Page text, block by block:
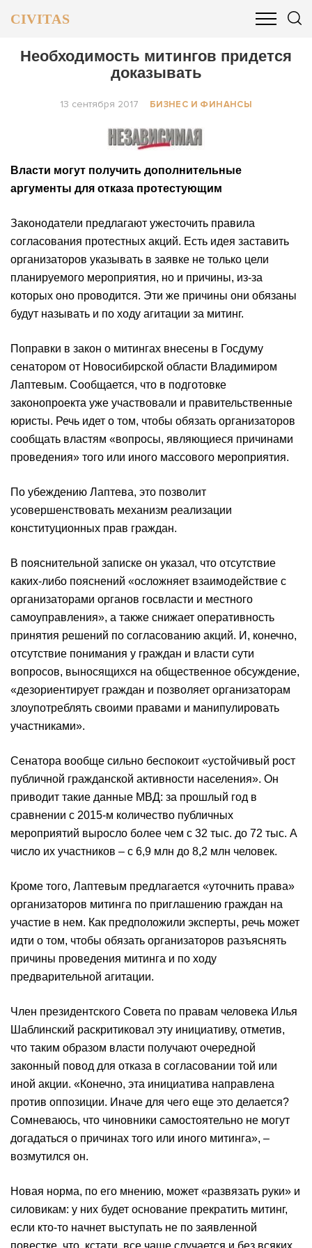
CIVITAS
ОБЩЕСТВО БИЗНЕС И ФИНАНСЫ
Необходимость митингов придется
доказывать
13 сентября 2017 БИЗНЕС И ФИНАНСЫ
Власти могут получить дополнительные
аргументы для отказа протестующим
Законодатели предлагают ужесточить правила
согласования протестных акций. Есть идея заставить
организаторов указывать в заявке не только цели
планируемого мероприятия, но и причины, из-за
которых оно проводится. Эти же причины они обязаны
будут называть и по ходу агитации за митинг.
Поправки в закон о митингах внесены в Госдуму
сенатором от Новосибирской области Владимиром
Лаптевым. Сообщается, что в подготовке
законопроекта уже участвовали и правительственные
юристы. Речь идет о том, чтобы обязать организаторов
сообщать властям «вопросы, являющиеся причинами
проведения» того или иного массового мероприятия.
По убеждению Лаптева, это позволит
усовершенствовать механизм реализации
конституционных прав граждан.
В пояснительной записке он указал, что отсутствие
каких-либо пояснений «осложняет взаимодействие с
организаторами органов госвласти и местного
самоуправления», а также снижает оперативность
принятия решений по согласованию акций. И, конечно,
отсутствие понимания у граждан и власти сути
вопросов, выносящихся на общественное обсуждение,
«дезориентирует граждан и позволяет организаторам
злоупотреблять своими правами и манипулировать
участниками».
Сенатора вообще сильно беспокоит «устойчивый рост
публичной гражданской активности населения». Он
приводит такие данные МВД: за прошлый год в
сравнении с 2015-м количество публичных
мероприятий выросло более чем с 32 тыс. до 72 тыс. А
число их участников – с 6,9 млн до 8,2 млн человек.
Кроме того, Лаптевым предлагается «уточнить права»
организаторов митинга по приглашению граждан на
участие в нем. Как предположили эксперты, речь может
идти о том, чтобы обязать организаторов разъяснять
причины проведения митинга и по ходу
предварительной агитации.
Член президентского Совета по правам человека Илья
Шаблинский раскритиковал эту инициативу, отметив,
что таким образом власти получают очередной
законный повод для отказа в согласовании той или
иной акции. «Конечно, эта инициатива направлена
против оппозиции. Иначе для чего еще это делается?
Сомневаюсь, что чиновники самостоятельно не могут
догадаться о причинах того или иного митинга», –
возмутился он.
Новая норма, по его мнению, может «развязать руки» и
силовикам: у них будет основание прекратить митинг,
если кто-то начнет выступать не по заявленной
повестке, что, кстати, все чаще случается и без всяких